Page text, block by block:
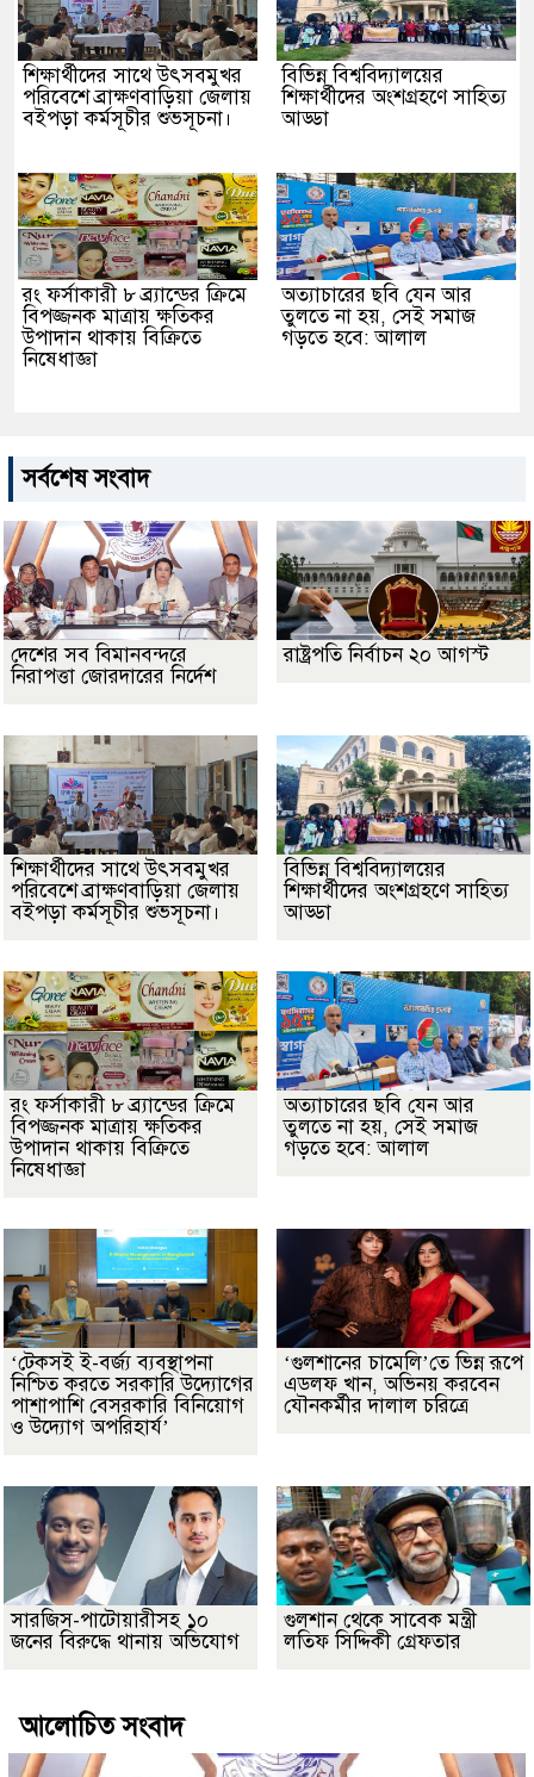
শিক্ষার্থীদের সাথে উৎসবমুখর
পরিবেশে ব্রাক্ষণবাড়িয়া জেলায়
বইপড়া কর্মসূচীর শুভসূচনা।
বিভিন্ন বিশ্ববিদ্যালয়ের
শিক্ষার্থীদের অংশগ্রহণে সাহিত্য
আড্ডা
রং ফর্সাকারী ৮ ব্র্যান্ডের ক্রিমে
বিপজ্জনক মাত্রায় ক্ষতিকর
উপাদান থাকায় বিক্রিতে
নিষেধাজ্ঞা
অত্যাচারের ছবি যেন আর
তুলতে না হয়, সেই সমাজ
গড়তে হবে: আলাল
সর্বশেষ সংবাদ
দেশের সব বিমানবন্দরে
নিরাপত্তা জোরদারের নির্দেশ
রাষ্ট্রপতি নির্বাচন ২০ আগস্ট
শিক্ষার্থীদের সাথে উৎসবমুখর
পরিবেশে ব্রাক্ষণবাড়িয়া জেলায়
বইপড়া কর্মসূচীর শুভসূচনা।
বিভিন্ন বিশ্ববিদ্যালয়ের
শিক্ষার্থীদের অংশগ্রহণে সাহিত্য
আড্ডা
রং ফর্সাকারী ৮ ব্র্যান্ডের ক্রিমে
বিপজ্জনক মাত্রায় ক্ষতিকর
উপাদান থাকায় বিক্রিতে
নিষেধাজ্ঞা
অত্যাচারের ছবি যেন আর
তুলতে না হয়, সেই সমাজ
গড়তে হবে: আলাল
‘টেকসই ই-বর্জ্য ব্যবস্থাপনা
নিশ্চিত করতে সরকারি উদ্যোগের
পাশাপাশি বেসরকারি বিনিয়োগ
ও উদ্যোগ অপরিহার্য’
‘গুলশানের চামেলি’তে ভিন্ন রূপে
এডলফ খান, অভিনয় করবেন
যৌনকর্মীর দালাল চরিত্রে
সারজিস-পাটোয়ারীসহ ১০
জনের বিরুদ্ধে থানায় অভিযোগ
গুলশান থেকে সাবেক মন্ত্রী
লতিফ সিদ্দিকী গ্রেফতার
আলোচিত সংবাদ